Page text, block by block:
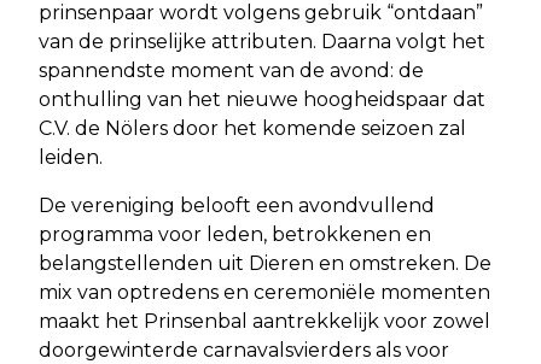
prinsenpaar wordt volgens gebruik “ontdaan”
van de prinselijke attributen. Daarna volgt het
spannendste moment van de avond: de
onthulling van het nieuwe hoogheidspaar dat
C.V. de Nölers door het komende seizoen zal
leiden.
De vereniging belooft een avondvullend
programma voor leden, betrokkenen en
belangstellenden uit Dieren en omstreken. De
mix van optredens en ceremoniële momenten
maakt het Prinsenbal aantrekkelijk voor zowel
doorgewinterde carnavalsvierders als voor